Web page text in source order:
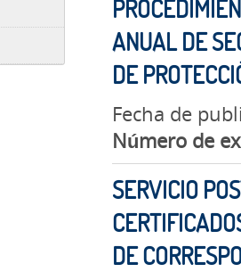
ANUAL DE
DE
Fecha de
Número de
SERVICIO
DE